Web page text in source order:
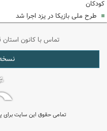
کودکان
طرح ملی بازیکا در یزد اجرا شد
تماس با کانون استان
تمامی حقوق این سایت برای